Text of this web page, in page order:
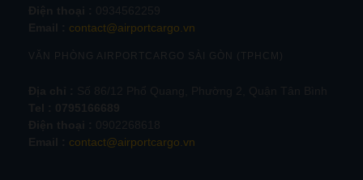
contact@airportcargo.vn
VĂN PHÒNG AIRPORTCARGO SÀI GÒN (TPHCM)
contact@airportcargo.vn